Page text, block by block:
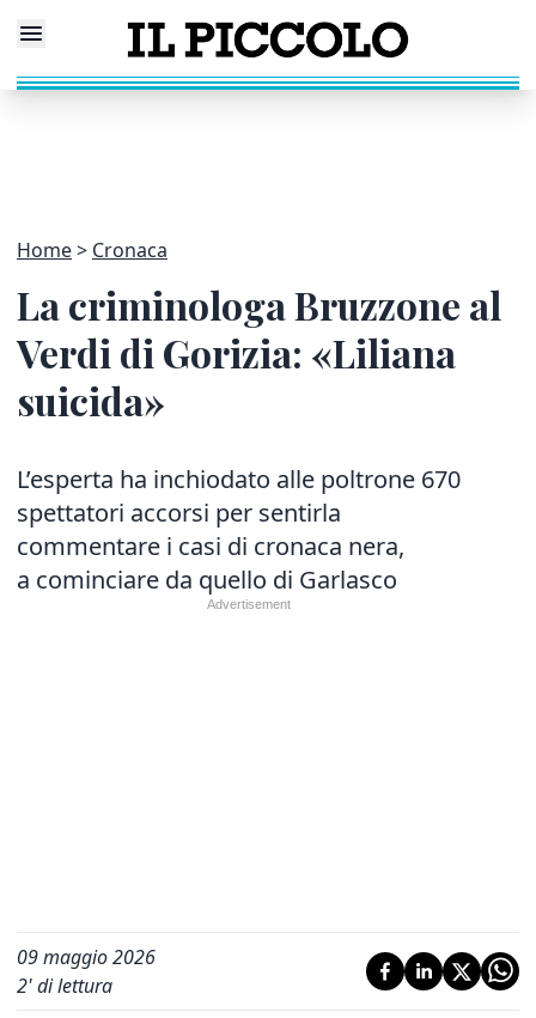
Home Cronaca
La criminologa Bruzzone al
Verdi di Gorizia: «Liliana
suicida»
L’esperta ha inchiodato alle poltrone 670
spettatori accorsi per sentirla
commentare i casi di cronaca nera,
a cominciare da quello di Garlasco
09 maggio 2026
2' di lettura